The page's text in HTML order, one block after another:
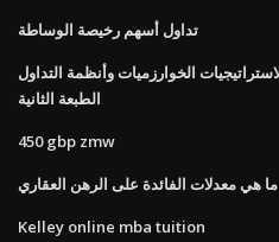
تداول أسهم رخيصة الوساطة
الخوارزميات وأنظمة التداول
الطبعة الثانية
450 gbp zmw
ما هي معدلات الفائدة على الرهن العقاري
Kelley online mba tuition